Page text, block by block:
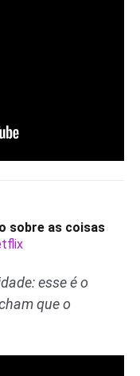
sobre as coisas
esse é o
que o